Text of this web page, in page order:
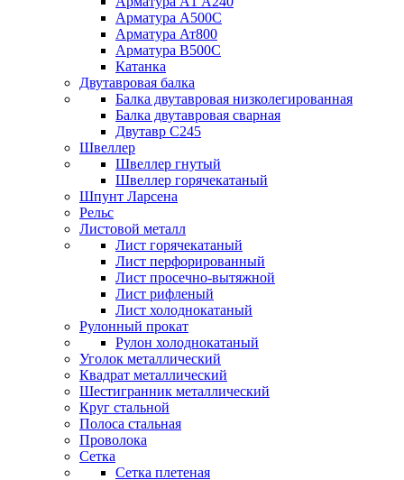
Арматура А500С
Арматура Ат800
Арматура В500С
Катанка
Двутавровая балка
Балка двутавровая низколегированная
Балка двутавровая сварная
Двутавр С245
Швеллер
Швеллер гнутый
Швеллер горячекатаный
Шпунт Ларсена
Рельс
Листовой металл
Лист горячекатаный
Лист перфорированный
Лист просечно-вытяжной
Лист рифленый
Лист холоднокатаный
Рулонный прокат
Рулон холоднокатаный
Уголок металлический
Квадрат металлический
Шестигранник металлический
Круг стальной
Полоса стальная
Проволока
Сетка
Сетка плетеная